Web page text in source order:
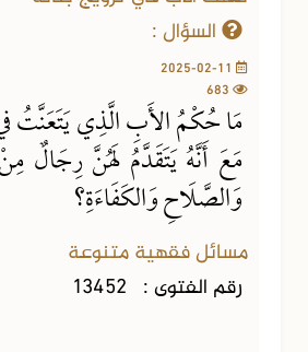
السؤال :
مَا حُكْمُ الأَبِ الَّذِي يَتَعَنَّتُ
مَعَ أَنَّهُ يَتَقَدَّمُ لَهُنَّ رِجَالٌ
وَالصَّلَاحِ وَالكَفَاءَةِ؟
مسائل فقهية متنوعة
رقم الفتوى : 13452